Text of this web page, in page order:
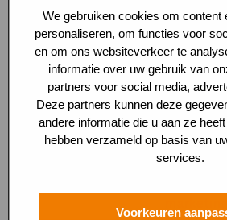
We gebruiken cookies om content
personaliseren, om functies voor
en om ons websiteverkeer te
informatie over uw gebruik van
partners voor social media,
Deze partners kunnen deze
andere informatie die u aan ze
hebben verzameld op basis van
services.
Voorkeuren
Google
apparaat
gedrag
de